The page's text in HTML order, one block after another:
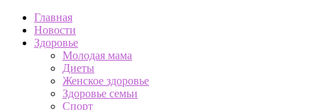
Главная
Новости
Здоровье
Молодая мама
Диеты
Женское здоровье
Здоровье семьи
Спорт